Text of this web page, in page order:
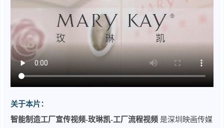
关于本片：
智能制造工厂宣传视频-玫琳凯-工厂流程视频 是深圳映画传媒